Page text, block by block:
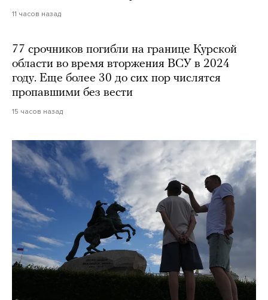
11 часов назад
77 срочников погибли на границе Курской
области во время вторжения ВСУ в 2024
году. Еще более 30 до сих пор числятся
пропавшими без вести
15 часов назад